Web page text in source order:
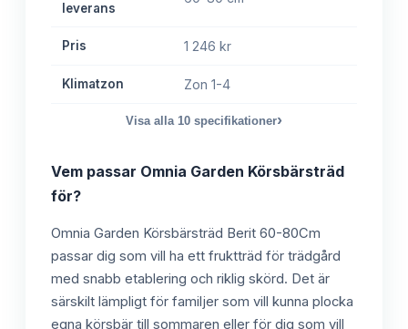
leverans
Pris 1 246 kr
Klimatzon Zon 1-4
Visa alla 10 specifikationer›
Vem passar Omnia Garden Körsbärsträd
för?
Omnia Garden Körsbärsträd Berit 60-80Cm
passar dig som vill ha ett fruktträd för trädgård
med snabb etablering och riklig skörd. Det är
särskilt lämpligt för familjer som vill kunna plocka
egna körsbär till sommaren eller för dig som vill